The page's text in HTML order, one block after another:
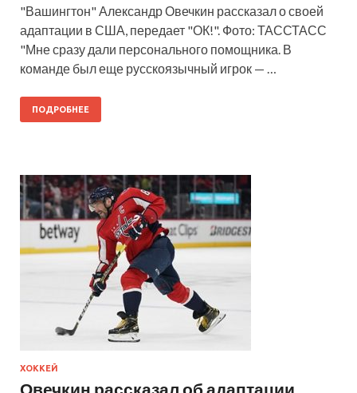
"Вашингтон" Александр Овечкин рассказал о своей
адаптации в США, передает "ОК!". Фото: ТАССТАСС
"Мне сразу дали персонального помощника. В
команде был еще русскоязычный игрок — …
ПОДРОБНЕЕ
ХОККЕЙ
Овечкин рассказал об адаптации